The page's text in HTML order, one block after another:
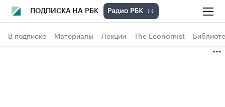
ПОДПИСКА НА РБК
В подписке Материалы Лекции The Economist